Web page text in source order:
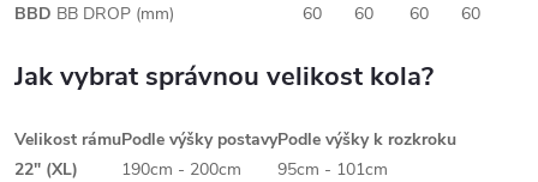
BBD BB DROP (mm) 60 60 60 60
Jak vybrat správnou velikost kola?
Velikost rámuPodle výšky postavyPodle výšky k rozkroku
22" (XL)
190cm - 200cm
95cm - 101cm